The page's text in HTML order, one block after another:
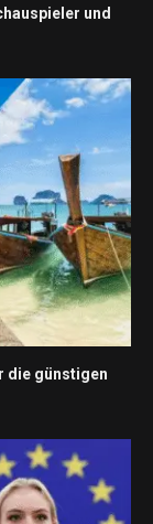
und
die günstigen